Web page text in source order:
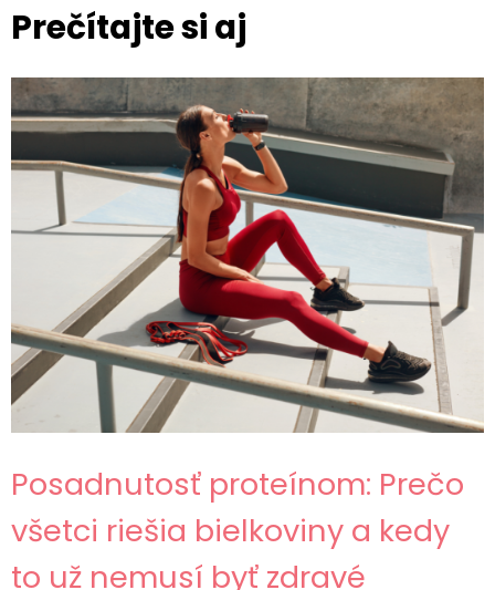
Prečítajte si aj
Posadnutosť proteínom: Prečo
všetci riešia bielkoviny a kedy
to už nemusí byť zdravé